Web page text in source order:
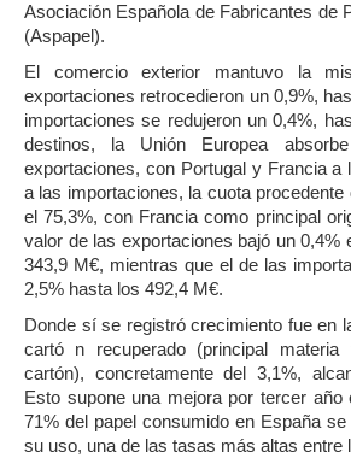
Asociación Española de Fabricantes de
(Aspapel).
El comercio exterior mantuvo la
exportaciones retrocedieron un 0,9%,
importaciones se redujeron un 0,4%,
destinos, la Unión Europea
exportaciones, con Portugal y Francia a
a las importaciones, la cuota
el 75,3%, con Francia como principal
valor de las exportaciones bajó un 0,4%
343,9 M€, mientras que el de las
2,5% hasta los 492,4 M€.
Donde sí se registró crecimiento fue en
cartó n recuperado (principal materia
cartón), concretamente del 3,1%,
Esto supone una mejora por tercer
71% del papel consumido en España
su uso, una de las tasas más altas entre